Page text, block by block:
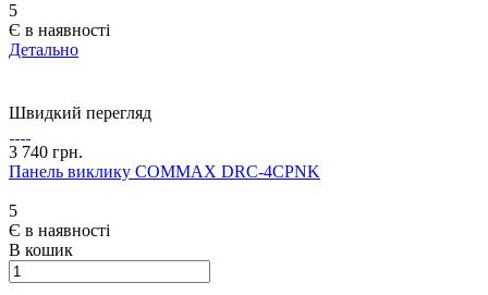
5
Є в наявності
Детально
Швидкий перегляд
3 740 грн.
Панель виклику COMMAX DRC-4CPNK
5
Є в наявності
В кошик